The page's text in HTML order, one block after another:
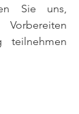
Sie uns,